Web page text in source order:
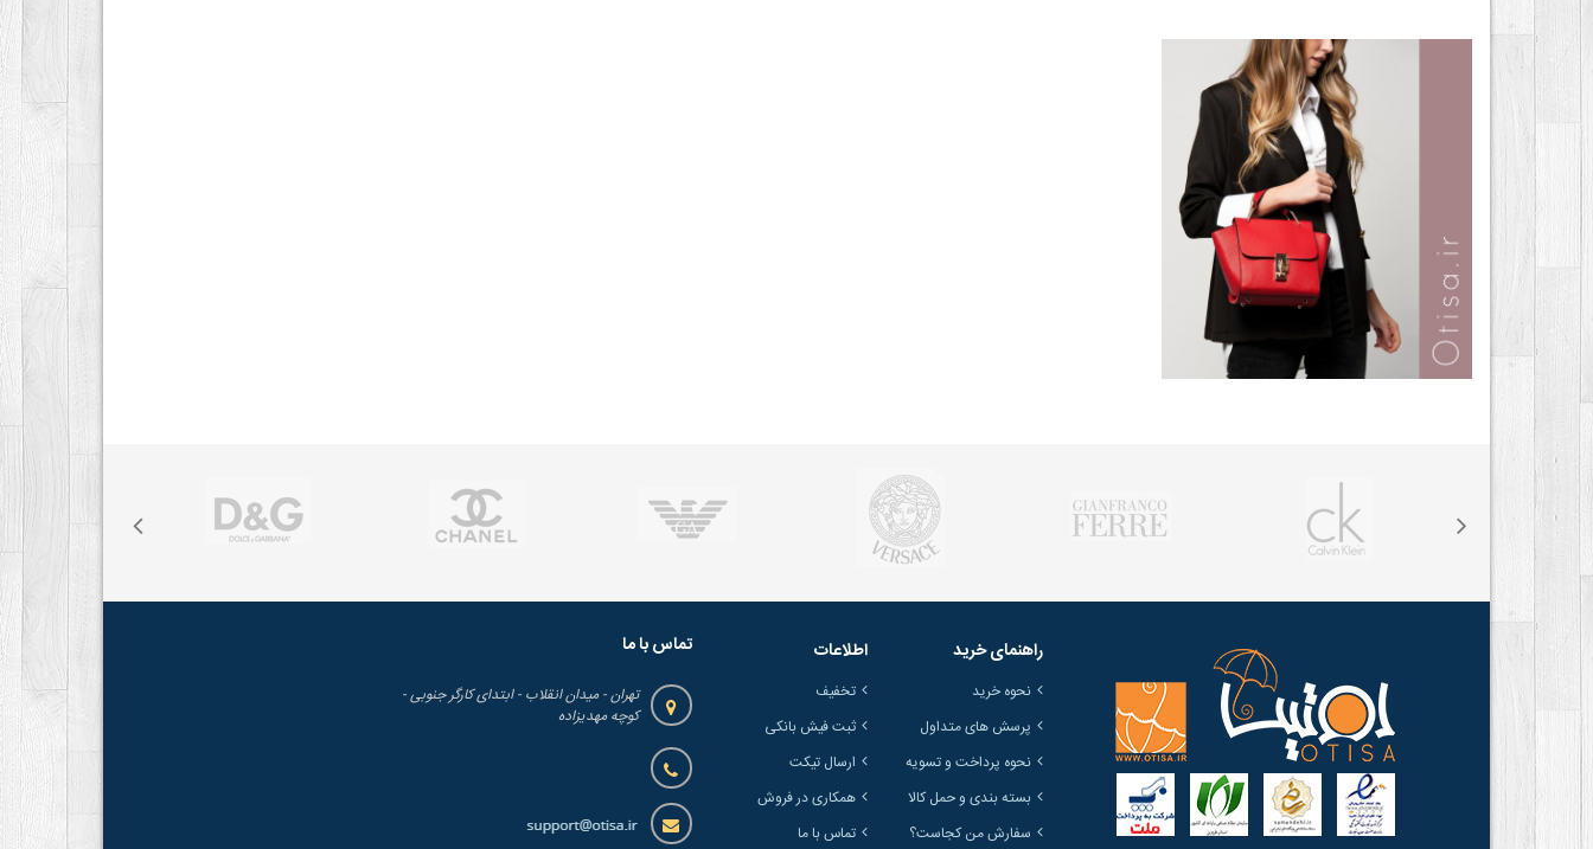
راهنمای خرید
نحوه خرید
پرسش های متداول
نحوه پرداخت و تسویه
بسته بندی و حمل کالا
سفارش من کجاست؟
اطلاعات
تخفیف
ثبت فیش بانکی
ارسال تیکت
همکاری در فروش
تماس با ما
تماس با ما
تهران - میدان انقلاب - ابتدای کارگر جنوبی -
کوچه مهدیزاده